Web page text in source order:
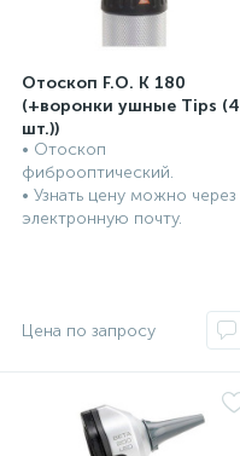
Отоскоп F.O. К 180
(+воронки ушные Tips (4
шт.))
Отоскопы без рукоятки
Heine, Германия
• Отоскоп
фиброоптический.
• Узнать цену можно через
электронную почту.